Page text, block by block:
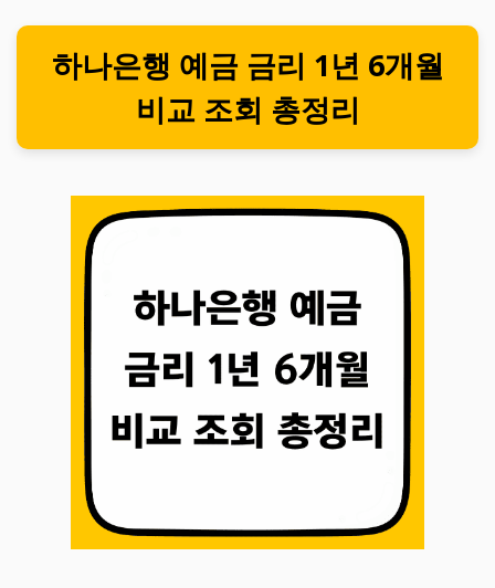
하나은행 예금 금리 1년 6개월
비교 조회 총정리